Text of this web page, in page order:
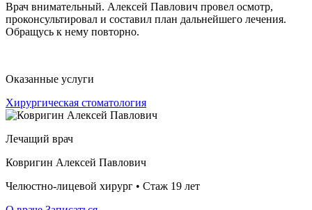
Врач внимательный. Алексей Павлович провел осмотр,
проконсультировал и составил план дальнейшего лечения.
Обращусь к нему повторно.
Оказанные услуги
Хирургическая стоматология
Лечащий врач
Ковригин Алексей Павлович
Челюстно-лицевой хирург • Стаж 19 лет